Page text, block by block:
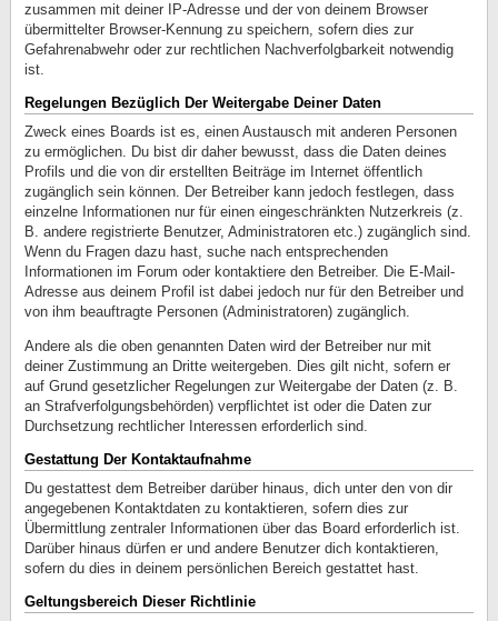
zusammen mit deiner IP-Adresse und der von deinem Browser
übermittelter Browser-Kennung zu speichern, sofern dies zur
Gefahrenabwehr oder zur rechtlichen Nachverfolgbarkeit notwendig
ist.
Regelungen Bezüglich Der Weitergabe Deiner Daten
Zweck eines Boards ist es, einen Austausch mit anderen Personen
zu ermöglichen. Du bist dir daher bewusst, dass die Daten deines
Profils und die von dir erstellten Beiträge im Internet öffentlich
zugänglich sein können. Der Betreiber kann jedoch festlegen, dass
einzelne Informationen nur für einen eingeschränkten Nutzerkreis (z.
B. andere registrierte Benutzer, Administratoren etc.) zugänglich sind.
Wenn du Fragen dazu hast, suche nach entsprechenden
Informationen im Forum oder kontaktiere den Betreiber. Die E-Mail-
Adresse aus deinem Profil ist dabei jedoch nur für den Betreiber und
von ihm beauftragte Personen (Administratoren) zugänglich.
Andere als die oben genannten Daten wird der Betreiber nur mit
deiner Zustimmung an Dritte weitergeben. Dies gilt nicht, sofern er
auf Grund gesetzlicher Regelungen zur Weitergabe der Daten (z. B.
an Strafverfolgungsbehörden) verpflichtet ist oder die Daten zur
Durchsetzung rechtlicher Interessen erforderlich sind.
Gestattung Der Kontaktaufnahme
Du gestattest dem Betreiber darüber hinaus, dich unter den von dir
angegebenen Kontaktdaten zu kontaktieren, sofern dies zur
Übermittlung zentraler Informationen über das Board erforderlich ist.
Darüber hinaus dürfen er und andere Benutzer dich kontaktieren,
sofern du dies in deinem persönlichen Bereich gestattet hast.
Geltungsbereich Dieser Richtlinie